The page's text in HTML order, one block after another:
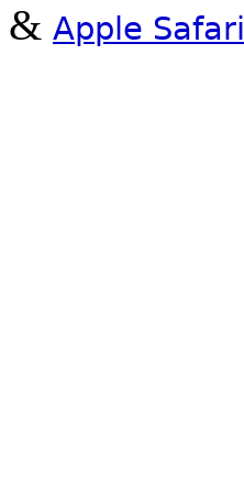
& Apple Safari